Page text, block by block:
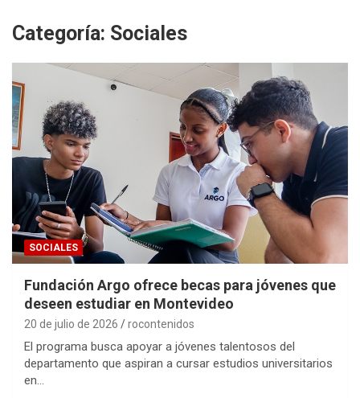
Categoría: Sociales
SOCIALES
Fundación Argo ofrece becas para jóvenes que
deseen estudiar en Montevideo
20 de julio de 2026 rocontenidos
El programa busca apoyar a jóvenes talentosos del
departamento que aspiran a cursar estudios universitarios
en…